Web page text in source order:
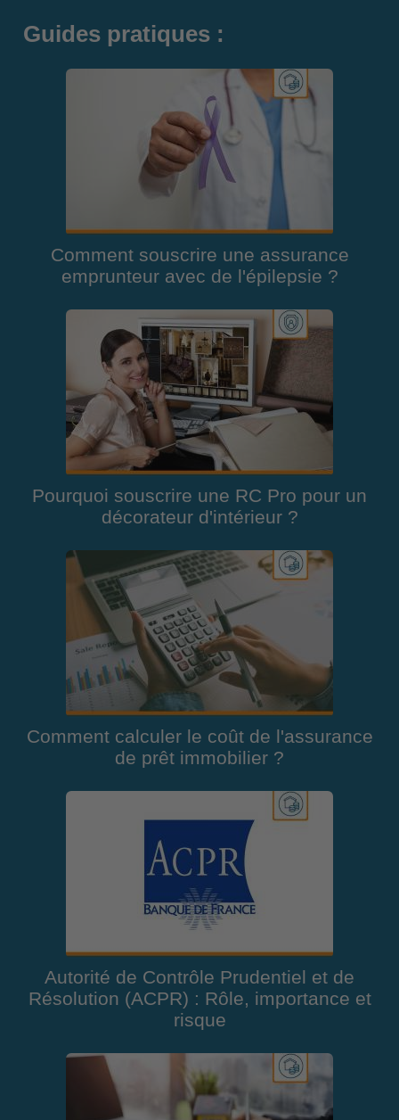
Guides pratiques :
Comment souscrire une assurance
emprunteur avec de l'épilepsie ?
Pourquoi souscrire une RC Pro pour un
décorateur d'intérieur ?
Comment calculer le coût de l'assurance
de prêt immobilier ?
Autorité de Contrôle Prudentiel et de
Résolution (ACPR) : Rôle, importance et
risque